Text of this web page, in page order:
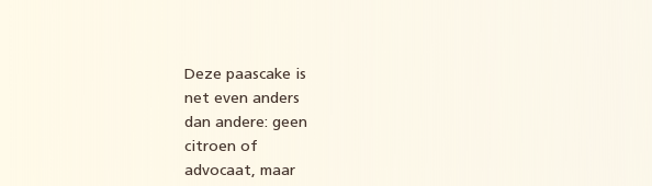
Deze paascake is
net even anders
dan andere: geen
citroen of
advocaat, maar